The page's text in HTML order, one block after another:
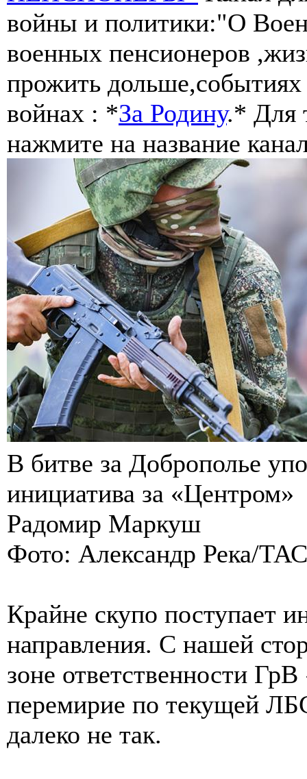
войны и политики:"О
военных пенсионеров
прожить
войнах : *За Родину.* Для
нажмите на название
В битве за Доброполье
инициатива за «Центром»
Радомир Маркуш
Фото: Александр Река/
Крайне скупо поступает
направления. С нашей
зоне ответственности
перемирие по текущей
далеко не так.